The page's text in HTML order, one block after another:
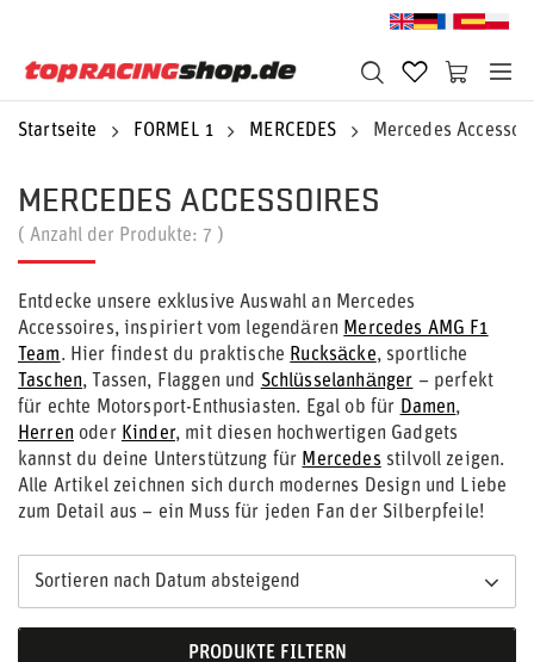
Startseite FORMEL 1 MERCEDES Mercedes
MERCEDES ACCESSOIRES
( Anzahl der Produkte: 7 )
Entdecke unsere exklusive Auswahl an Mercedes
Accessoires, inspiriert vom legendären Mercedes AMG F1
Team. Hier findest du praktische Rucksäcke, sportliche
Taschen, Tassen, Flaggen und Schlüsselanhänger – perfekt
für echte Motorsport-Enthusiasten. Egal ob für Damen,
Herren oder Kinder, mit diesen hochwertigen Gadgets
kannst du deine Unterstützung für Mercedes stilvoll zeigen.
Alle Artikel zeichnen sich durch modernes Design und Liebe
zum Detail aus – ein Muss für jeden Fan der Silberpfeile!
Sortieren nach Datum absteigend
PRODUKTE FILTERN